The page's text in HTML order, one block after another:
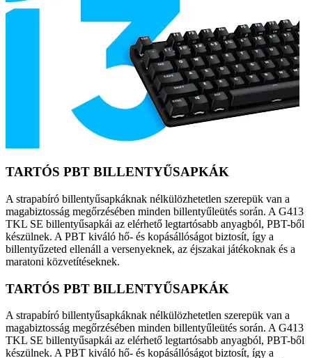
TARTÓS PBT BILLENTYŰSAPKÁK
A strapabíró billentyűsapkáknak nélkülözhetetlen szerepük van a
magabiztosság megőrzésében minden billentyűleütés során. A G413
TKL SE billentyűsapkái az elérhető legtartósabb anyagból, PBT-ből
készülnek. A PBT kiváló hő- és kopásállóságot biztosít, így a
billentyűzeted ellenáll a versenyeknek, az éjszakai játékoknak és a
maratoni közvetítéseknek.
TARTÓS PBT BILLENTYŰSAPKÁK
A strapabíró billentyűsapkáknak nélkülözhetetlen szerepük van a
magabiztosság megőrzésében minden billentyűleütés során. A G413
TKL SE billentyűsapkái az elérhető legtartósabb anyagból, PBT-ből
készülnek. A PBT kiváló hő- és kopásállóságot biztosít, így a